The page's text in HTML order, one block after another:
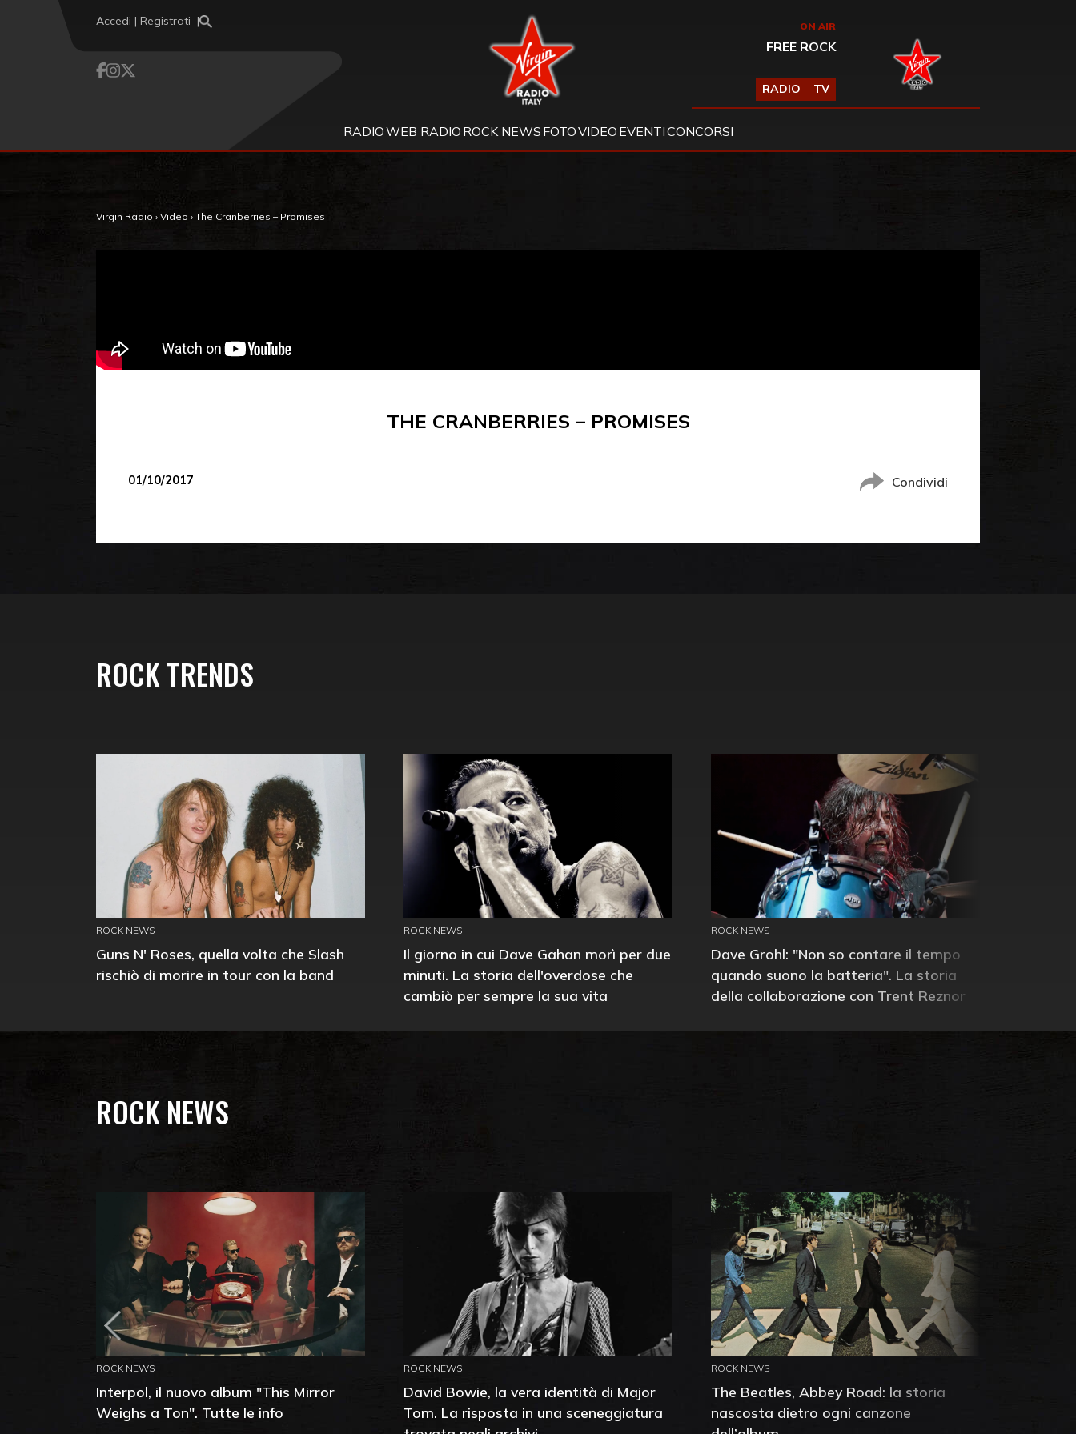
Accedi | Registrati Virgin Radio ON AIR
FREE ROCK
RADIO TV
RADIOWEB RADIO ROCK NEWS FOTOVIDEO EVENTICONCORSI
Virgin Radio › Video › The Cranberries – Promises
THE CRANBERRIES – PROMISES
01/10/2017 Condividi
ROCK TRENDS
ROCK NEWS
Guns N' Roses, quella volta che Slash
rischiò di morire in tour con la band
ROCK NEWS
Il giorno in cui Dave Gahan morì per due
minuti. La storia dell'overdose che
cambiò per sempre la sua vita
ROCK NEWS
Dave Grohl: "Non so contare il tempo
quando suono la batteria". La storia
della collaborazione con Trent Reznor
ROCK NEWS
ROCK NEWS
Interpol, il nuovo album "This Mirror
Weighs a Ton". Tutte le info
ROCK NEWS
David Bowie, la vera identità di Major
Tom. La risposta in una sceneggiatura
ROCK NEWS
The Beatles, Abbey Road: la storia
nascosta dietro ogni canzone